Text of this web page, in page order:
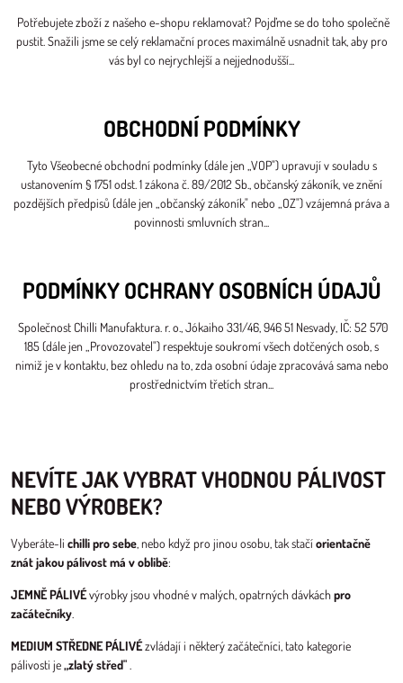
Potřebujete zboží z našeho e-shopu reklamovat? Pojďme se do toho společně
pustit. Snažili jsme se celý reklamační proces maximálně usnadnit tak, aby pro
vás byl co nejrychlejší a nejjednodušší...
OBCHODNÍ PODMÍNKY
Tyto Všeobecné obchodní podmínky (dále jen „VOP") upravují v souladu s
ustanovením § 1751 odst. 1 zákona č. 89/2012 Sb., občanský zákoník, ve znění
pozdějších předpisů (dále jen „občanský zákoník" nebo „OZ") vzájemná práva a
povinnosti smluvních stran...
PODMÍNKY OCHRANY OSOBNÍCH ÚDAJŮ
Společnost Chilli Manufaktura. r. o., Jókaiho 331/46, 946 51 Nesvady, IČ: 52 570
185 (dále jen „Provozovatel") respektuje soukromí všech dotčených osob, s
nimiž je v kontaktu, bez ohledu na to, zda osobní údaje zpracovává sama nebo
prostřednictvím třetích stran...
NEVÍTE JAK VYBRAT VHODNOU PÁLIVOST
NEBO VÝROBEK?
Vyberáte-li chilli pro sebe , nebo když pro jinou osobu, tak stačíorientačně
znát jakou pálivost má v oblibě:
JEMNĚ PÁLIVÉvýrobky jsou vhodné v malých, opatrných dávkáchpro
začátečníky
MEDIUM STŘEDNE PÁLIVÉzvládají i některý začátečníci, tato kategorie
pálivosti je„zlatý střed"